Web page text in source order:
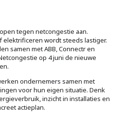
tegen netcongestie aan.
wordt steeds lastiger.
samen met ABB, Connectr en
op 4 juni de nieuwe
ondernemers samen met
voor hun eigen situatie. Denk
inzicht in installaties en
actieplan.